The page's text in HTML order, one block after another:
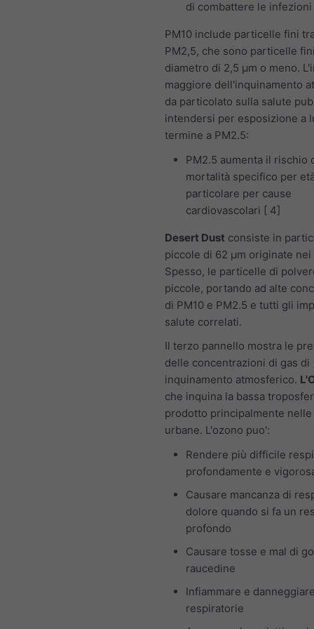
di combattere le infezioni
PM10 include particelle fini
PM2,5, che sono particelle
diametro di 2,5 μm o meno.
maggiore dell'inquinamento
da particolato sulla salute
intendersi per esposizione a
termine a PM2.5:
PM2.5 aumenta il rischio
mortalità specifico per
particolare per cause
cardiovascolari [ 4]
Desert Dust consiste in
piccole di 62 μm originate
Spesso, le particelle di
piccole, portando ad alte
di PM10 e PM2.5 e tutti gli
salute correlati.
Il terzo pannello mostra le
delle concentrazioni di gas di
inquinamento atmosferico.
che inquina la bassa
prodotto principalmente nelle
urbane. L'ozono puo':
Rendere più difficile
profondamente e
Causare mancanza di
dolore quando si fa un
profondo
Causare tosse e mal di
raucedine
Infiammare e
respiratorie